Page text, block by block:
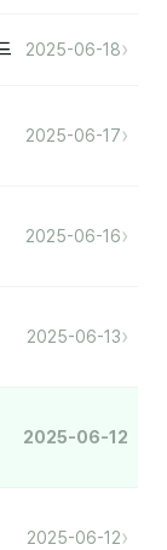
2025-06-18›
2025-06-17›
2025-06-16›
2025-06-13›
2025-06-12
2025-06-12›